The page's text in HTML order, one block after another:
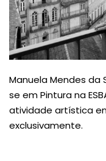
Manuela Mendes da
se em Pintura na
atividade artística
exclusivamente.